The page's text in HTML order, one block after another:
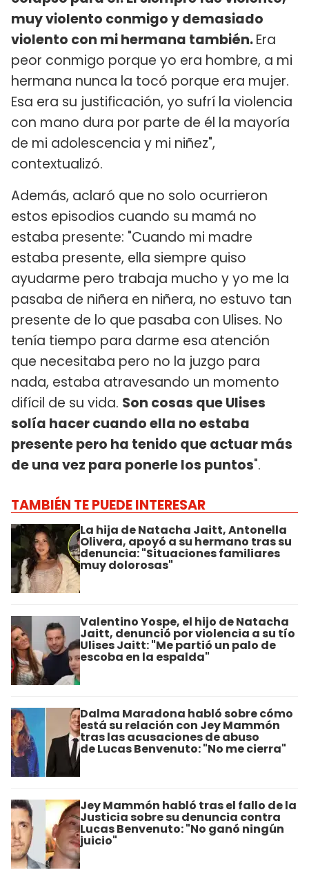
muy violento conmigo y demasiado
violento con mi hermana también.Era
peor conmigo porque yo era hombre, a mi
hermana nunca la tocó porque era mujer.
Esa era su justificación, yo sufrí la violencia
con mano dura por parte de él la mayoría
de mi adolescencia y mi niñez",
contextualizó.
Además, aclaró que no solo ocurrieron
estos episodios cuando su mamá no
estaba presente: "Cuando mi madre
estaba presente, ella siempre quiso
ayudarme pero trabaja mucho y yo me la
pasaba de niñera en niñera, no estuvo tan
presente de lo que pasaba con Ulises. No
tenía tiempo para darme esa atención
que necesitaba pero no la juzgo para
nada, estaba atravesando un momento
difícil de su vida. Son cosas que Ulises
solía hacer cuando ella no estaba
presente pero ha tenido que actuar más
de una vez para ponerle los puntos".
TAMBIÉN TE PUEDE INTERESAR
La hija de Natacha Jaitt, Antonella
Olivera, apoyó a su hermano tras su
denuncia: "Situaciones familiares
muy dolorosas"
Valentino Yospe, el hijo de Natacha
Jaitt, denunció por violencia a su tío
Ulises Jaitt: "Me partió un palo de
escoba en la espalda"
Dalma Maradona habló sobre cómo
está su relación con Jey Mammón
tras las acusaciones de abuso
de Lucas Benvenuto: "No me cierra"
Jey Mammón habló tras el fallo de la
Justicia sobre su denuncia contra
Lucas Benvenuto: "No ganó ningún
juicio"